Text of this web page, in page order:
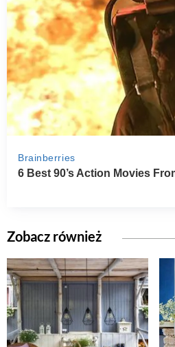
Zobacz również